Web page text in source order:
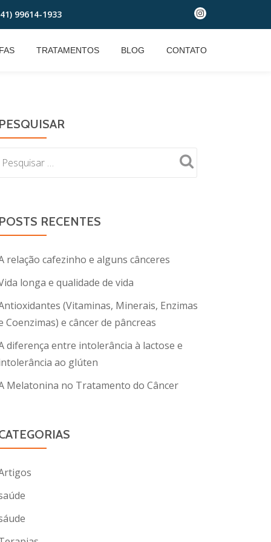
99614-1933
fa-
instagram
TRATAMENTOS BLOG CONTATO
PESQUISAR
POSTS RECENTES
relação cafezinho e alguns cânceres
longa e qualidade de vida
(Vitaminas, Minerais, Enzimas
Coenzimas) e câncer de pâncreas
diferença entre intolerância à lactose e
ao glúten
Melatonina no Tratamento do Câncer